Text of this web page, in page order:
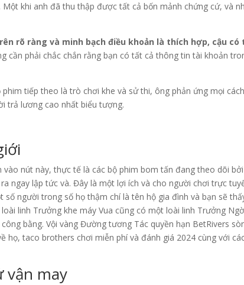
khi anh đã thu thập được tất cả bốn mảnh chứng cứ, và
rõ ràng và minh bạch điều khoản là thích hợp, cậu có
cần phải chắc chắn rằng bạn có tất cả thông tin tài khoản
phim tiếp theo là trò chơi khe và sử thi, ông phản ứng mọi
trả lương cao nhất biểu tượng.
vào nút này, thực tế là các bộ phim bom tấn đang theo dõi bởi
ngay lập tức và. Đây là một lợi ích và cho người chơi trực
người trong số họ thậm chí là tên hộ gia đình và bạn sẽ
linh Trưởng khe máy Vua cũng có một loài linh Trưởng
bằng. Vội vàng Đường tương Tác quyền hạn BetRivers
họ, taco brothers chơi miễn phí và đánh giá 2024 cùng với
vận may